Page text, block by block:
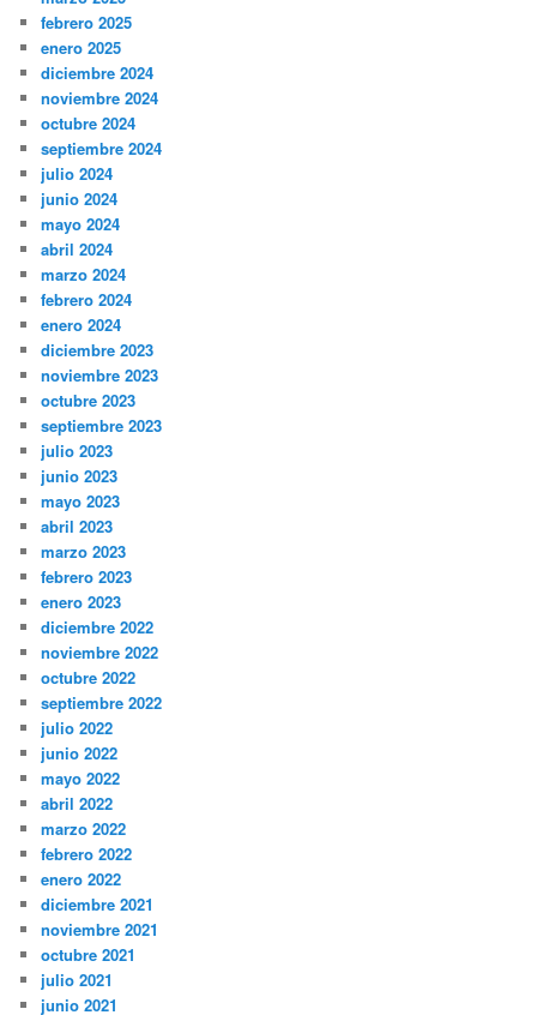
febrero 2025
enero 2025
diciembre 2024
noviembre 2024
octubre 2024
septiembre 2024
julio 2024
junio 2024
mayo 2024
abril 2024
marzo 2024
febrero 2024
enero 2024
diciembre 2023
noviembre 2023
octubre 2023
septiembre 2023
julio 2023
junio 2023
mayo 2023
abril 2023
marzo 2023
febrero 2023
enero 2023
diciembre 2022
noviembre 2022
octubre 2022
septiembre 2022
julio 2022
junio 2022
mayo 2022
abril 2022
marzo 2022
febrero 2022
enero 2022
diciembre 2021
noviembre 2021
octubre 2021
julio 2021
junio 2021